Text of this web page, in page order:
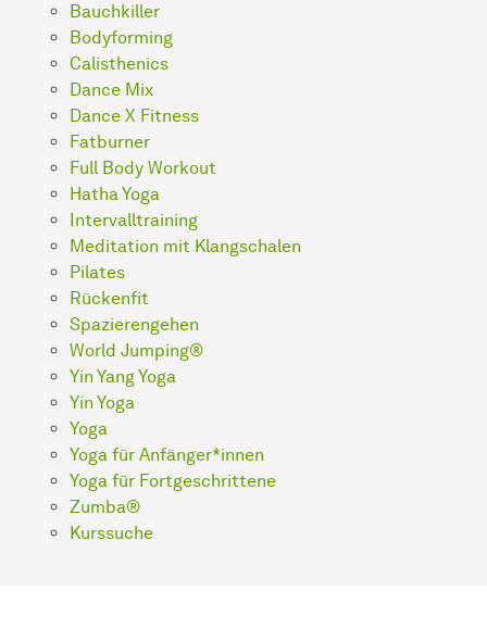
Bauchkiller
Bodyforming
Calisthenics
Dance Mix
Dance X Fitness
Fatburner
Full Body Workout
Hatha Yoga
Intervalltraining
Meditation mit Klangschalen
Pilates
Rückenfit
Spazierengehen
World Jumping®
Yin Yang Yoga
Yin Yoga
Yoga
Yoga für Anfänger*innen
Yoga für Fortgeschrittene
Zumba®
Kurssuche